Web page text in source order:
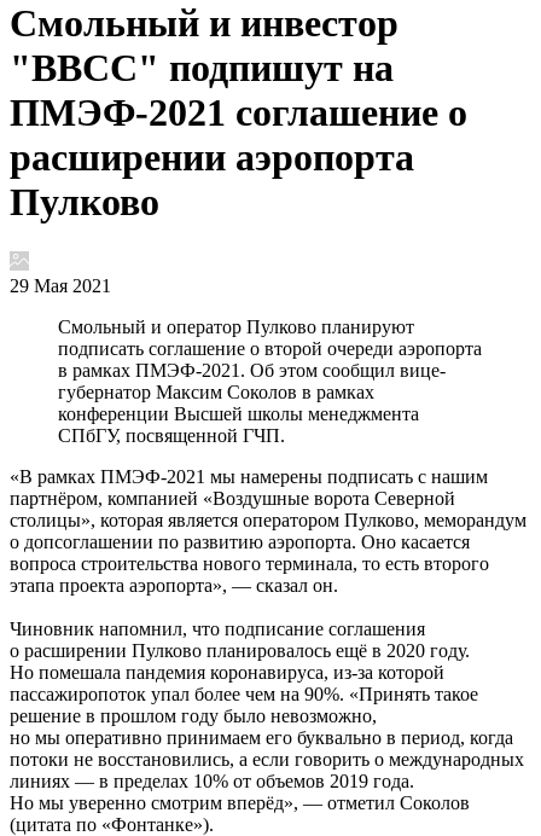
Смольный и инвестор
"ВВСС" подпишут на
ПМЭФ-2021 соглашение о
расширении аэропорта
Пулково
29 Мая 2021
Смольный и оператор Пулково планируют
подписать соглашение о второй очереди аэропорта
в рамках ПМЭФ-2021. Об этом сообщил вице-
губернатор Максим Соколов в рамках
конференции Высшей школы менеджмента
СПбГУ, посвященной ГЧП.
«В рамках ПМЭФ-2021 мы намерены подписать с нашим
партнёром, компанией «Воздушные ворота Северной
столицы», которая является оператором Пулково, меморандум
о допсоглашении по развитию аэропорта. Оно касается
вопроса строительства нового терминала, то есть второго
этапа проекта аэропорта», — сказал он.
Чиновник напомнил, что подписание соглашения
о расширении Пулково планировалось ещё в 2020 году.
Но помешала пандемия коронавируса, из-за которой
пассажиропоток упал более чем на 90%. «Принять такое
решение в прошлом году было невозможно,
но мы оперативно принимаем его буквально в период, когда
потоки не восстановились, а если говорить о международных
линиях — в пределах 10% от объемов 2019 года.
Но мы уверенно смотрим вперёд», — отметил Соколов
(цитата по «Фонтанке»).